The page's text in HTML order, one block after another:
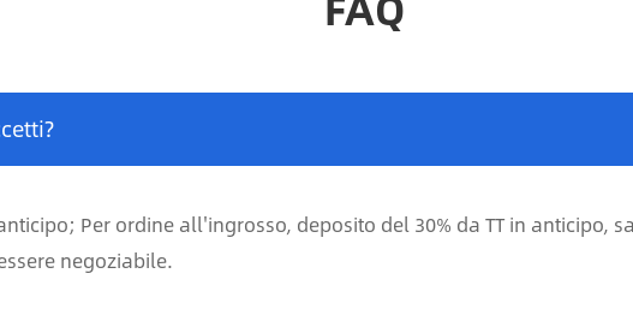
Per ordine all'ingrosso, deposito del 30% da TT in anticipo,
negoziabile.